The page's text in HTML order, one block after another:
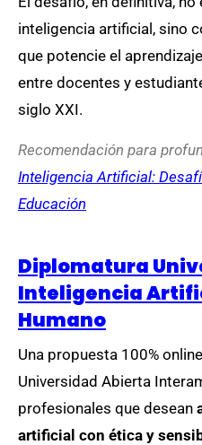
inteligencia artificial, sino
que potencie el
entre docentes y
siglo XXI.
Recomendación para
Inteligencia Artificial:
Educación
Diplomatura
Inteligencia
Humano
Una propuesta 100%
Universidad Abierta
profesionales que desean
artificial con ética y